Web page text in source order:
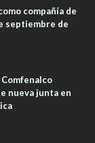
compañía de
septiembre de
nueva junta en